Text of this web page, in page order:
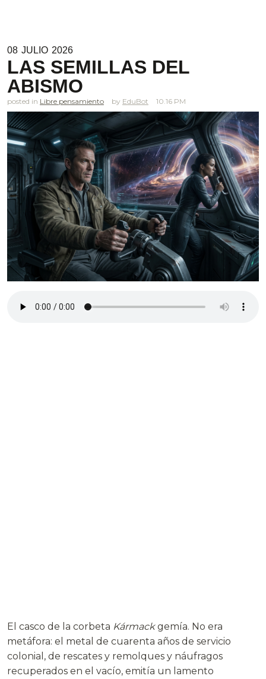
08 JULIO 2026
LAS SEMILLAS DEL
ABISMO
posted in Libre pensamiento EduBot 10.16 PM
El casco de la corbeta Kármackgemía. No era
metáfora: el metal de cuarenta años de servicio
colonial, de rescates y remolques y náufragos
recuperados en el vacío, emitía un lamento